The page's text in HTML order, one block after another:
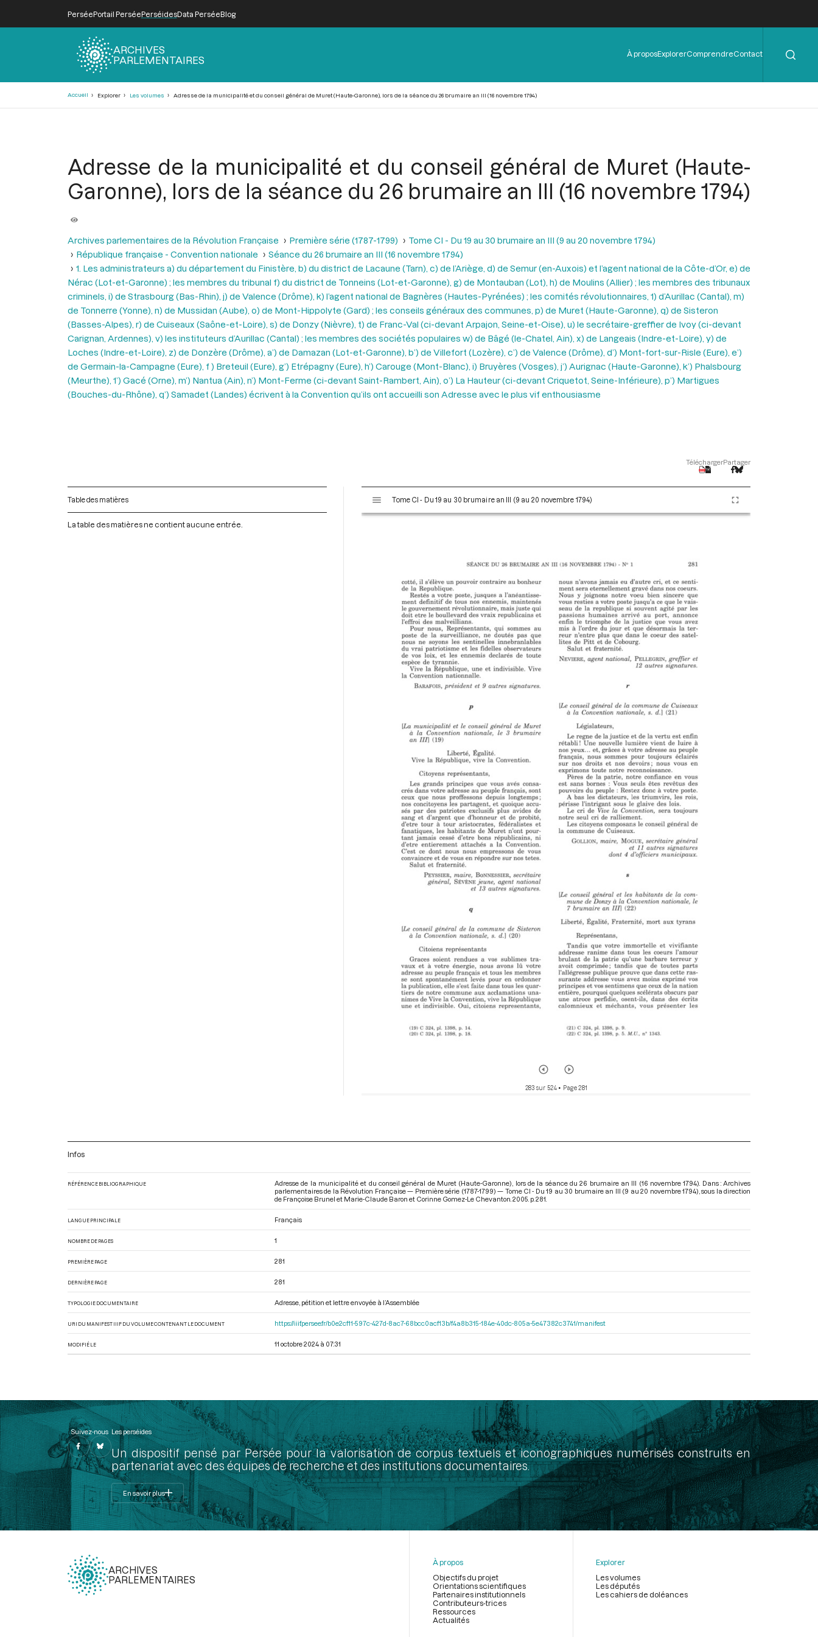
PerséePortail PerséePerséidesData PerséeBlog
ARCHIVES
PARLEMENTAIRES
Menu
de
À proposExplorerComprendreContact
Accueil Explorer Les volumes Adresse de la municipalité et du conseil général de Muret (Haute-Garonne), lors de la séance du 26 brumaire an III (16 novembre 1794)
Adresse de la municipalité et du conseil général de Muret (Haute-
Garonne), lors de la séance du 26 brumaire an III (16 novembre 1794)
Archives parlementaires de la Révolution Française Première série (1787-1799)
Tome CI - Du 19 au 30 brumaire an III (9 au 20 novembre 1794)
République française - Convention nationale
Séance du 26 brumaire an III (16 novembre 1794)
1. Les administrateurs a) du département du Finistère, b) du district de Lacaune (Tarn), c) de l’Ariège, d) de Semur (en-Auxois) et l’agent national de la Côte-d’Or, e) de
Nérac (Lot-et-Garonne) ; les membres du tribunal f) du district de Tonneins (Lot-et-Garonne), g) de Montauban (Lot), h) de Moulins (Allier) ; les membres des tribunaux
criminels, i) de Strasbourg (Bas-Rhin), j) de Valence (Drôme), k) l’agent national de Bagnères (Hautes-Pyrénées) ; les comités révolutionnaires, 1) d’Aurillac (Cantal), m)
de Tonnerre (Yonne), n) de Mussidan (Aube), o) de Mont-Hippolyte (Gard) ; les conseils généraux des communes, p) de Muret (Haute-Garonne), q) de Sisteron
(Basses-Alpes), r) de Cuiseaux (Saône-et-Loire), s) de Donzy (Nièvre), t) de Franc-Val (ci-devant Arpajon, Seine-et-Oise), u) le secrétaire-greffier de Ivoy (ci-devant
Carignan, Ardennes), v) les instituteurs d’Aurillac (Cantal) ; les membres des sociétés populaires w) de Bâgé (le-Chatel, Ain), x) de Langeais (Indre-et-Loire), y) de
Loches (Indre-et-Loire), z) de Donzère (Drôme), a’) de Damazan (Lot-et-Garonne), b’) de Villefort (Lozère), c’) de Valence (Drôme), d’) Mont-fort-sur-Risle (Eure), e’)
de Germain-la-Campagne (Eure), f ) Breteuil (Eure), g’) Etrépagny (Eure), h’) Carouge (Mont-Blanc), i) Bruyères (Vosges), j’) Aurignac (Haute-Garonne), k’) Phalsbourg
(Meurthe), 1’) Gacé (Orne), m’) Nantua (Ain), n’) Mont-Ferme (ci-devant Saint-Rambert, Ain), o’) La Hauteur (ci-devant Criquetot, Seine-Inférieure), p’) Martigues
(Bouches-du-Rhône), q’) Samadet (Landes) écrivent à la Convention qu’ils ont accueilli son Adresse avec le plus vif enthousiasme
TéléchargerPartager
Table des matières
La table des matières ne contient aucune entrée.
s
Tome CI - Du 19 au 30 brumaire an III (9 au 20 novembre 1794)
283 sur 524• Page 281
Infos
RÉFÉRENCE BIBLIOGRAPHIQUE
Adresse de la municipalité et du conseil général de Muret (Haute-Garonne), lors de la séance du 26 brumaire an III (16 novembre 1794). Dans : Archives
parlementaires de la Révolution Française — Première série (1787-1799) — Tome CI - Du 19 au 30 brumaire an III (9 au 20 novembre 1794) , sous la direction
de Françoise Brunel et Marie-Claude Baron et Corinne Gomez-Le Chevanton. 2005. p. 281.
LANGUE PRINCIPALE Français
NOMBRE DE PAGES 1
PREMIÈRE PAGE 281
DERNIÈRE PAGE 281
TYPOLOGIE DOCUMENTAIRE Adresse, pétition et lettre envoyée à l’Assemblée
URI DU MANIFEST IIIF DU VOLUME CONTENANT LE DOCUMENT https://iiif.persee.fr/b0e2cf11-597c-427d-8ac7-68bcc0acf13b/f4a8b315-184e-40dc-805a-5e47382c3741/manifest
MODIFIÉ LE 11 octobre 2024 à 07:31
Suivez-nous Les perséides
Un dispositif pensé par Persée pour la valorisation de corpus textuels et iconographiques numérisés construits en
partenariat avec des équipes de recherche et des institutions documentaires.
En savoir plus
ARCHIVES
PARLEMENTAIRES
À propos
Objectifs du projet
Orientations scientifiques
Partenaires institutionnels
Contributeurs-trices
Ressources
Actualités
Explorer
Les volumes
Les députés
Les cahiers de doléances